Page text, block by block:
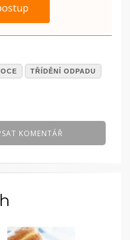
TŘÍDĚNÍ ODPADU
KOMENTÁŘ